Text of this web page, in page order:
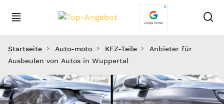
Startseite Auto-moto KFZ-Teile
Anbieter für
Ausbeulen von Autos in Wuppertal